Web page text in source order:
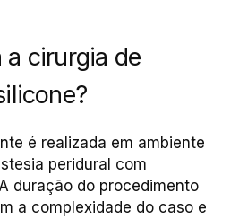
a cirurgia de
é realizada em ambiente
peridural com
duração do procedimento
a complexidade do caso e